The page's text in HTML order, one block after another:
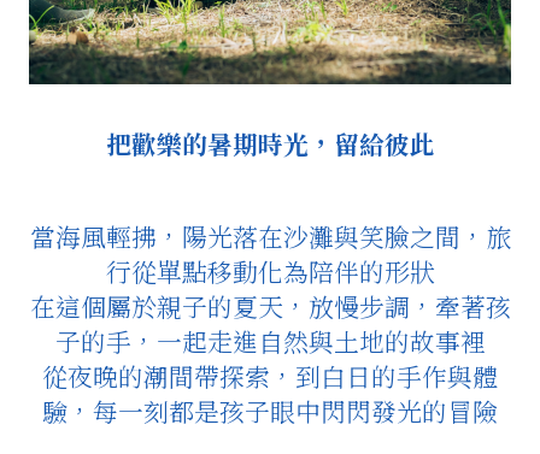
把歡樂的暑期時光，留給彼此
當海風輕拂，陽光落在沙灘與笑臉之間，旅
行從單點移動化為陪伴的形狀
在這個屬於親子的夏天，放慢步調，牽著孩
子的手，一起走進自然與土地的故事裡
從夜晚的潮間帶探索，到白日的手作與體
驗，每一刻都是孩子眼中閃閃發光的冒險